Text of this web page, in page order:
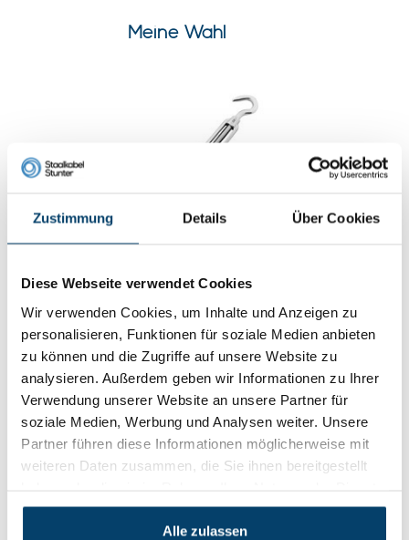
Zustimmung Details Über Cookies
Diese Webseite verwendet Cookies
Wir verwenden Cookies, um Inhalte und Anzeigen zu
personalisieren, Funktionen für soziale Medien anbieten
zu können und die Zugriffe auf unsere Website zu
analysieren. Außerdem geben wir Informationen zu Ihrer
Verwendung unserer Website an unsere Partner für
soziale Medien, Werbung und Analysen weiter. Unsere
Partner führen diese Informationen möglicherweise mit
weiteren Daten zusammen, die Sie ihnen bereitgestellt
gesammelt haben.
Alle zulassen
Meine Wahl
Spanschlösser Edelstahl M5
0 klantbeoordelingen
3,23
Werktags vor 15:00 Uhr bestellt? Am nächsten
Werktag geliefert!
Im Warenkorb
Verwandte Produkte